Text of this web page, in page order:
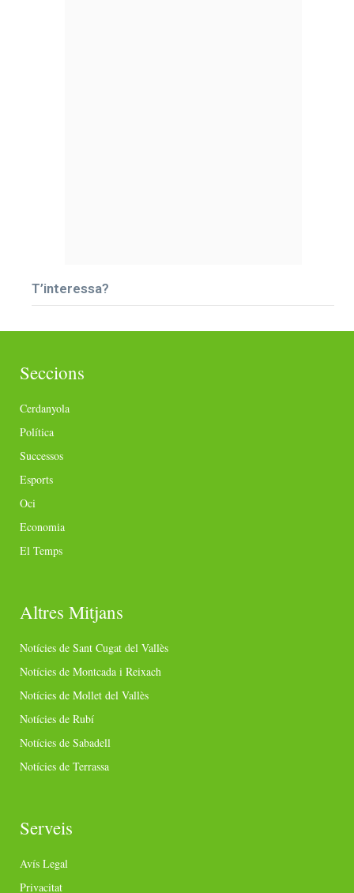
T’interessa?
Seccions
Cerdanyola
Política
Successos
Esports
Oci
Economia
El Temps
Altres Mitjans
Notícies de Sant Cugat del Vallès
Notícies de Montcada i Reixach
Notícies de Mollet del Vallès
Notícies de Rubí
Notícies de Sabadell
Notícies de Terrassa
Serveis
Avís Legal
Privacitat